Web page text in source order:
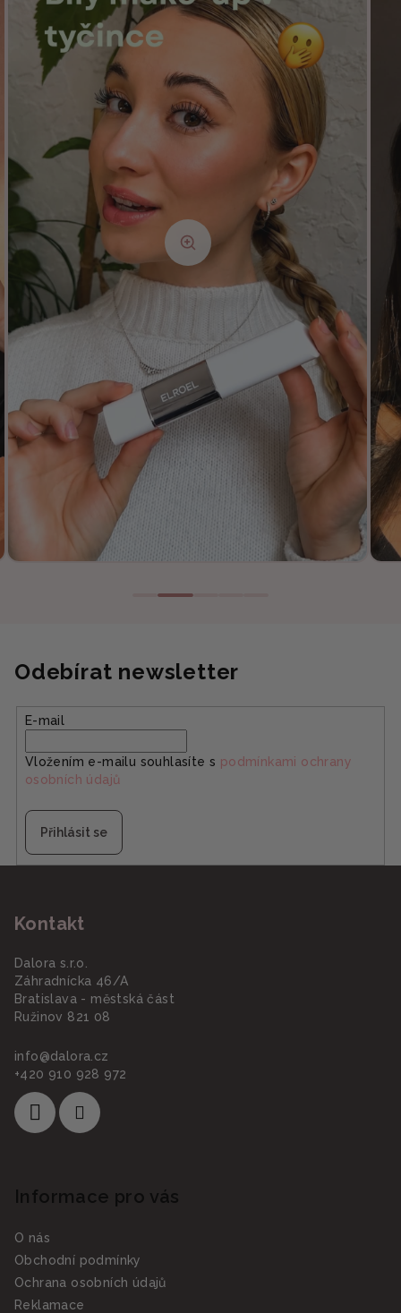
Odebírat newsletter
E-mail
Vložením e-mailu souhlasíte s podmínkami ochrany
osobních údajů
Přihlásit se
Kontakt
Dalora s.r.o.
Záhradnícka 46/A
Bratislava - městská část
Ružinov 821 08
info@dalora.cz
+420 910 928 972
Informace pro vás
O nás
Obchodní podmínky
Ochrana osobních údajů
Reklamace